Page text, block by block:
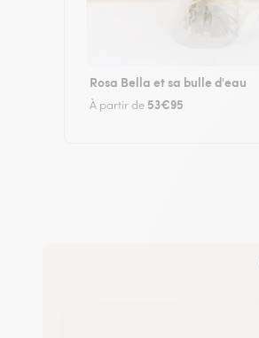
Rosa Bella et sa bulle d'eau
À partir de 53€95